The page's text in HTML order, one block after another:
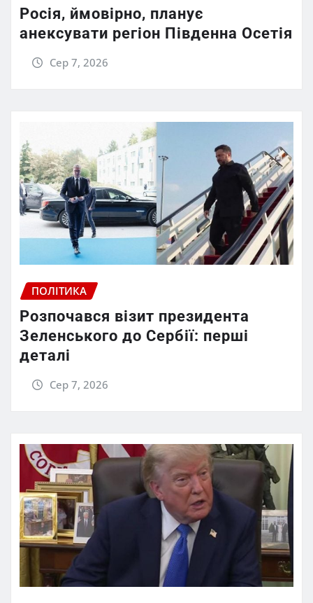
Росія, ймовірно, планує
анексувати регіон Південна Осетія
Сер 7, 2026
ПОЛІТИКА
Розпочався візит президента
Зеленського до Сербії: перші
деталі
Сер 7, 2026